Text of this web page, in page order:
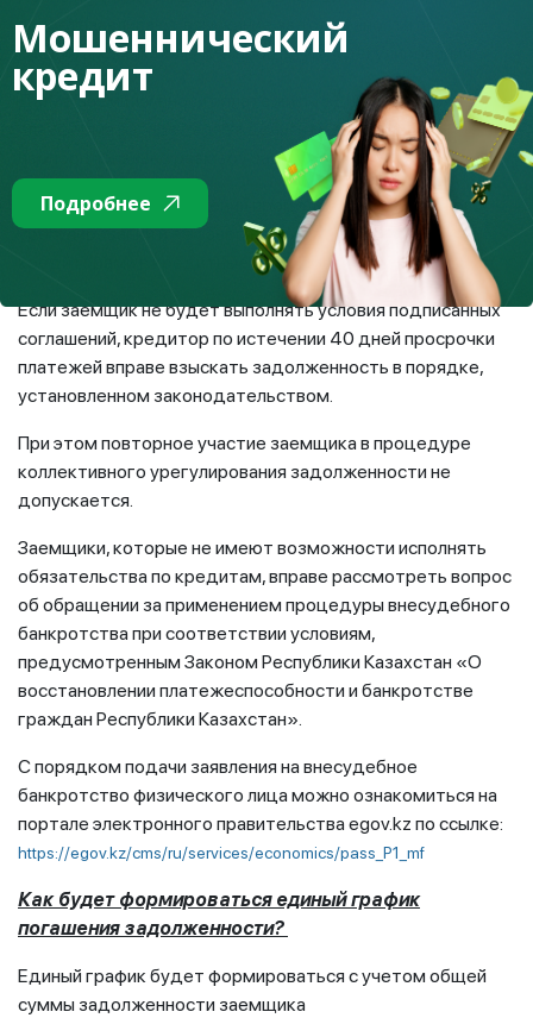
приостанавливают взыскание задолженности по
кредитам, включенным в процедуру урегулирования.
Далее заемщик вносит платежи по единому графику, а
платформа распределяет деньги между кредиторами
пропорционально размеру задолженности.
Информация о применении процедуры коллективного
урегулирования и ее завершении будет направляться
кредиторами в кредитные бюро.
Если заемщик не будет выполнять условия подписанных
соглашений, кредитор по истечении 40 дней просрочки
платежей вправе взыскать задолженность в порядке,
установленном законодательством.
При этом повторное участие заемщика в процедуре
коллективного урегулирования задолженности не
допускается.
Заемщики, которые не имеют возможности исполнять
обязательства по кредитам, вправе рассмотреть вопрос
об обращении за применением процедуры внесудебного
банкротства при соответствии условиям,
предусмотренным Законом Республики Казахстан «О
восстановлении платежеспособности и банкротстве
граждан Республики Казахстан».
С порядком подачи заявления на внесудебное
банкротство физического лица можно ознакомиться на
портале электронного правительства egov.kz по ссылке:
https://egov.kz/cms/ru/services/economics/pass_P1_mf
Как будет формироваться единый график
погашения задолженности?
Единый график будет формироваться с учетом общей
суммы задолженности заемщика
Мошеннический
кредит
Подробнее